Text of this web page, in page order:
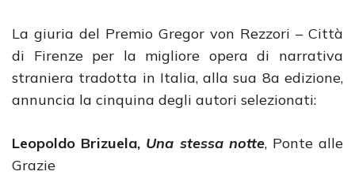
La giuria del Premio Gregor von Rezzori – Città
di Firenze per la migliore opera di narrativa
straniera tradotta in Italia, alla sua 8a edizione,
annuncia la cinquina degli autori selezionati:
Leopoldo Brizuela, Una stessa notte, Ponte alle
Grazie